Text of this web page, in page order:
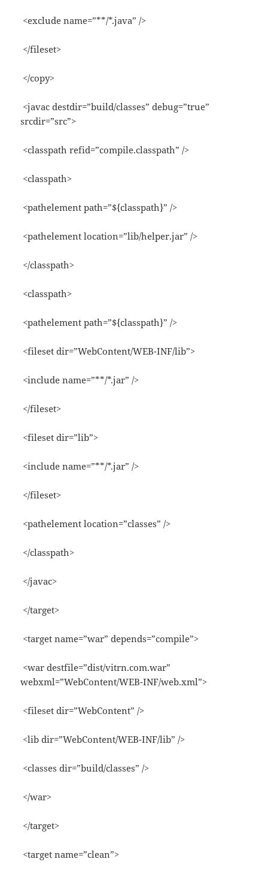
<exclude name=”**/*.java” />
</fileset>
</copy>
<javac destdir=”build/classes” debug=”true”
srcdir=”src”>
<classpath refid=”compile.classpath” />
<classpath>
<pathelement path=”${classpath}” />
<pathelement location=”lib/helper.jar” />
</classpath>
<classpath>
<pathelement path=”${classpath}” />
<fileset dir=”WebContent/WEB-INF/lib”>
<include name=”**/*.jar” />
</fileset>
<fileset dir=”lib”>
<include name=”**/*.jar” />
</fileset>
<pathelement location=”classes” />
</classpath>
</javac>
</target>
<target name=”war” depends=”compile”>
<war destfile=”dist/vitrn.com.war”
webxml=”WebContent/WEB-INF/web.xml”>
<fileset dir=”WebContent” />
<lib dir=”WebContent/WEB-INF/lib” />
<classes dir=”build/classes” />
</war>
</target>
<target name=”clean”>